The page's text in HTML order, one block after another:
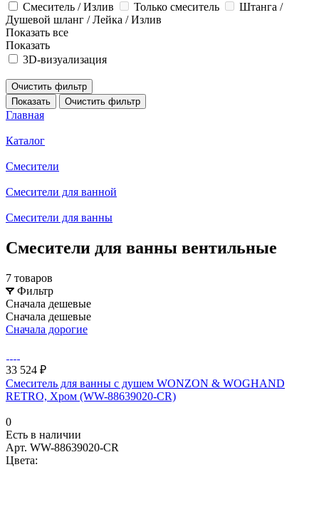
Смеситель / Излив
Только смеситель
Штанга /
Душевой шланг / Лейка / Излив
Показать все
Показать
3D-визуализация
Очистить фильтр
Показать
Очистить фильтр
Главная
Каталог
Смесители
Смесители для ванной
Смесители для ванны
Смесители для ванны вентильные
7 товаров
Фильтр
Сначала дешевые
Сначала дешевые
Сначала дорогие
33 524 ₽
Смеситель для ванны с душем WONZON & WOGHAND
RETRO, Хром (WW-88639020-CR)
0
Есть в наличии
Арт. WW-88639020-CR
Цвета: